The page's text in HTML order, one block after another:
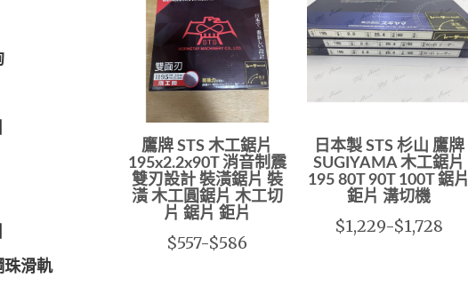
珠滑軌
鷹牌 STS 木工鋸片
195x2.2x90T 消音制震
雙刃設計 裝潢鋸片 裝
潢 木工圓鋸片 木工切
片 鋸片 鉅片
$557-$586
日本製 STS 杉山 鷹牌
SUGIYAMA 木工鋸片
195 80T 90T 100T 鋸片
鉅片 溝切機
$1,229-$1,728